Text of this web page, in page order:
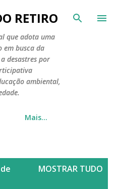
principal
RETIRO
que adota uma
em busca da
desastres por
ambiental,
Mais…
MOSTRAR TUDO